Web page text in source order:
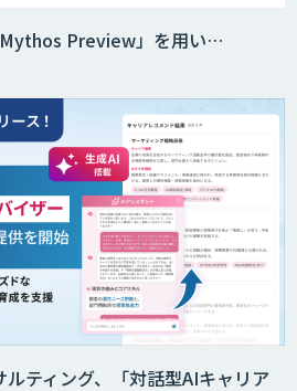
Preview」を用い…
ティング、「対話型AIキャリア